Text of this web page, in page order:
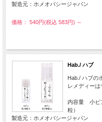
製造元：ホメオパシージャパン
価格： 540円(税込 583円) ～
Hab./ ハブ
Hab./ ハブの
レメディーは
内容量 小ビ
粒）
製造元：ホメオパシージャパン